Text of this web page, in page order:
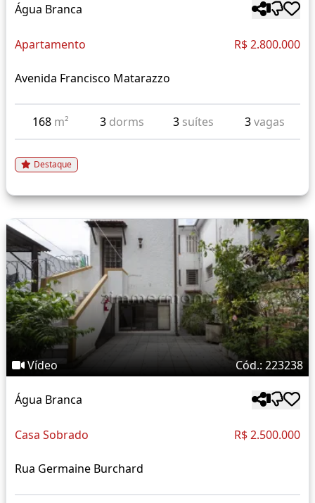
Água Branca
Apartamento R$ 2.800.000
Avenida Francisco Matarazzo
168 m² 3 dorms 3 suítes 3vagas
Destaque
Vídeo Cód.: 223238
Água Branca
Casa Sobrado R$ 2.500.000
Rua Germaine Burchard